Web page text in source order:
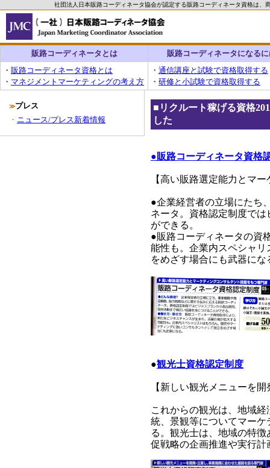
社団法人日本販路コーディネータ協会が認定する販路コーディネータ資格は
販路コーディネータとは
販路コーディネータになる
・ 販路コーディネータ資格とは
・ マネジメントマーケティングの考え方
・ 通信講座と試験で資格取得する
・ 研修と小試験で資格取得する
≫プレス
・ ニュース/プレス新着情報
■ リクルート稼げる資格
した
●販路コーディネータ資格
【高い販路選定能力とマ
●企業経営者の立場にたち
ネータ。資格認定制度で
ができる。
●販路コーディネータの資
能性も。企業内スペシャ
をめざす場合にも武器にな
●観光士資格認定制度
【新しい観光メニューを
これからの観光は、地域
統、景観等についてマー
る。観光士は、地域の特
促戦略の企画推進や実行